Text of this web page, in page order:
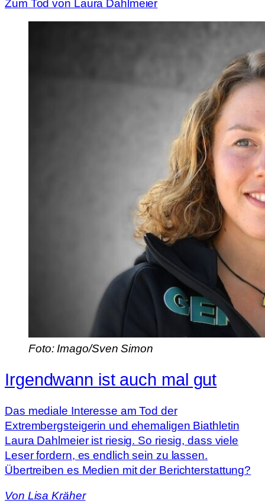
Zum Tod von Laura Dahlmeier
Foto: Imago/Sven Simon
Irgendwann ist auch mal gut
Das mediale Interesse am Tod der
Extrembergsteigerin und ehemaligen Biathletin
Laura Dahlmeier ist riesig. So riesig, dass viele
Leser fordern, es endlich sein zu lassen.
Übertreiben es Medien mit der Berichterstattung?
Von Lisa Kräher